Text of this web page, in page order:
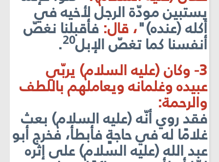
يستبين مودّة الرجل لأخيه في
أكله (عنده)"، قال: فأقبلنا نغصّ
أنفسنا كما تغصّ الإبل20
.
3- وكان (عليه السلام) يربّي
عبيده وغلمانه ويعاملهم باللطف
والرحمة:
فقد روي أنّه (عليه السلام) بعث
غلامًا له في حاجةٍ فأبطأ، فخرج أبو
عبد الله (عليه السلام) على إثره